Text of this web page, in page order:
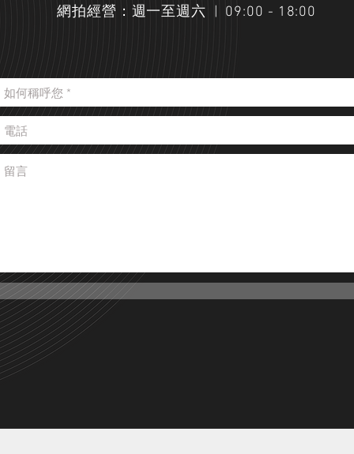
網拍經營：週一至週六 | 09:00 - 18:00